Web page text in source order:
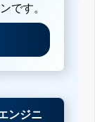
です。
ンジニ